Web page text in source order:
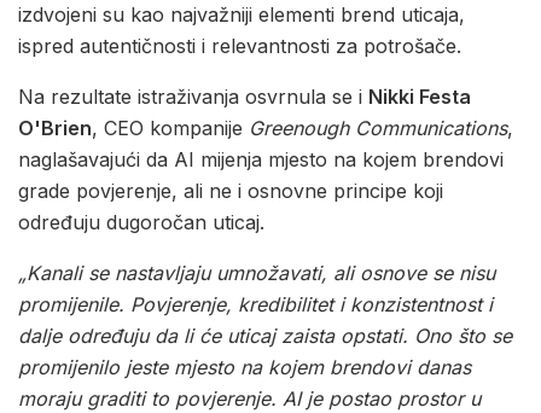
izdvojeni su kao najvažniji elementi brend uticaja,
ispred autentičnosti i relevantnosti za potrošače.
Na rezultate istraživanja osvrnula se i Nikki Festa
O'Brien, CEO kompanije Greenough Communications,
naglašavajući da AI mijenja mjesto na kojem brendovi
grade povjerenje, ali ne i osnovne principe koji
određuju dugoročan uticaj.
„Kanali se nastavljaju umnožavati, ali osnove se nisu
promijenile. Povjerenje, kredibilitet i konzistentnost i
dalje određuju da li će uticaj zaista opstati. Ono što se
promijenilo jeste mjesto na kojem brendovi danas
moraju graditi to povjerenje. AI je postao prostor u